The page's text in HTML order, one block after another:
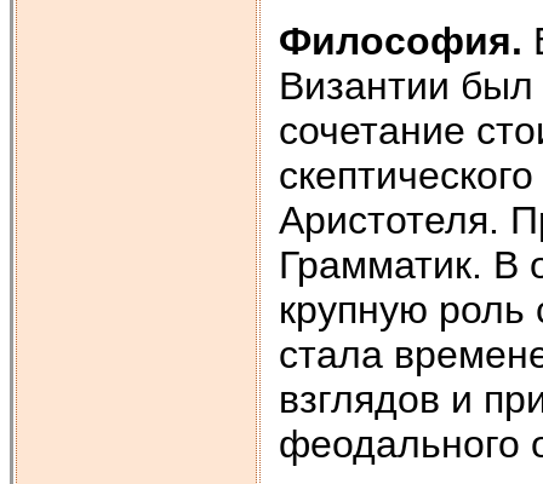
Философия.
Византии был
сочетание
Аристотеля.
Грамматик. В
крупную
стала
взглядов и
феодального